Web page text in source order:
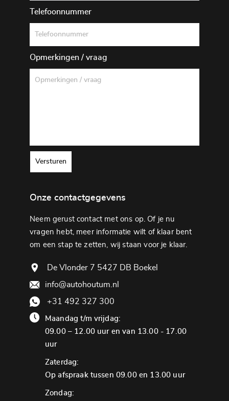
Telefoonnummer
Opmerkingen / vraag
Versturen
Onze contactgegevens
Neem gerust contact met ons op. Of je nu
vragen hebt, meer informatie wilt of klaar bent
om een ​​stap te zetten, wij staan ​​voor je klaar.
De Vlonder 7 5427 DB Boekel
info@autohoutum.nl
+31 492 327 300
Maandag t/m vrijdag:
09.00 – 12.00 uur en van 13.00 - 17.00
uur
Zaterdag:
Op afspraak tussen 09.00 en 13.00 uur
Zondag: